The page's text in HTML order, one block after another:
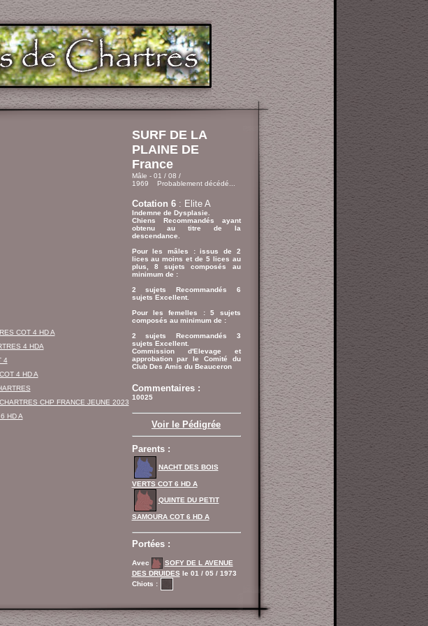
COT 4 HD A
4 HDA
4
4 HD A
CHP FRANCE JEUNE 2023
HD A
SURF DE LA
PLAINE DE
France
Mâle - 01 / 08 /
1969 Probablement décédé...
Cotation 6: Elite A
Indemne de Dysplasie.
Chiens Recommandés ayant
obtenu au titre de la
descendance.
Pour les mâles : issus de 2
lices au moins et de 5 lices au
plus, 8 sujets composés au
minimum de :
2 sujets Recommandés 6
sujets Excellent.
Pour les femelles : 5 sujets
composés au minimum de :
2 sujets Recommandés 3
sujets Excellent.
Commission d'Elevage et
approbation par le Comité du
Club Des Amis du Beauceron
Commentaires :
10025
Voir le Pédigrée
Parents :
NACHT DES BOIS
VERTS COT 6 HD A
QUINTE DU PETIT
SAMOURA COT 6 HD A
Portées :
Avec
SOFY DE L AVENUE
DES DRUIDES le 01 / 05 / 1973
Chiots :